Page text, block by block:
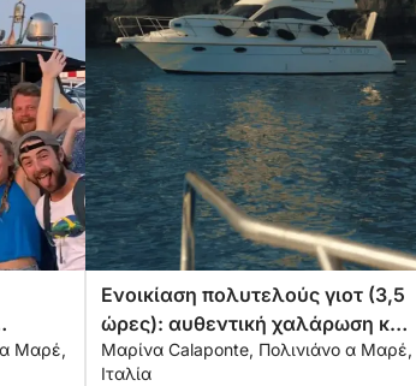
α Μαρέ,
Ενοικίαση πολυτελούς γιοτ (3,5
ώρες): αυθεντική χαλάρωση και
απουλιανό στιλ
Μαρίνα Calaponte, Πολινιάνο α Μαρέ,
Ιταλία